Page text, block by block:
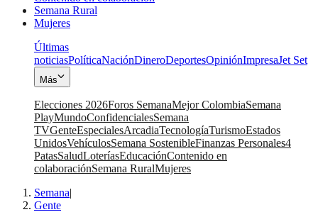
Semana Rural
Mujeres
Últimas
noticiasPolíticaNaciónDineroDeportesOpiniónImpresaJet Set
Más
Elecciones 2026Foros SemanaMejor ColombiaSemana
PlayMundoConfidencialesSemana
TVGenteEspecialesArcadiaTecnologíaTurismoEstados
UnidosVehículosSemana SostenibleFinanzas Personales4
PatasSaludLoteríasEducaciónContenido en
colaboraciónSemana RuralMujeres
Semana|
Gente